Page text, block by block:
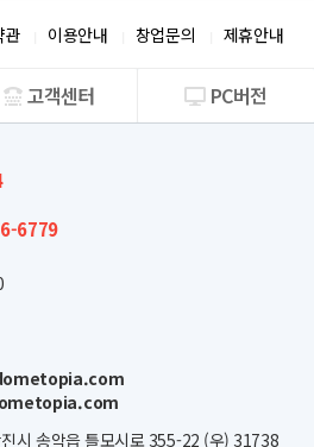
관 이용안내 창업문의 제휴안내
회사소개
고객센터 PC버전
6779
시 송악읍 틀모시로 355-22 (우) 31738